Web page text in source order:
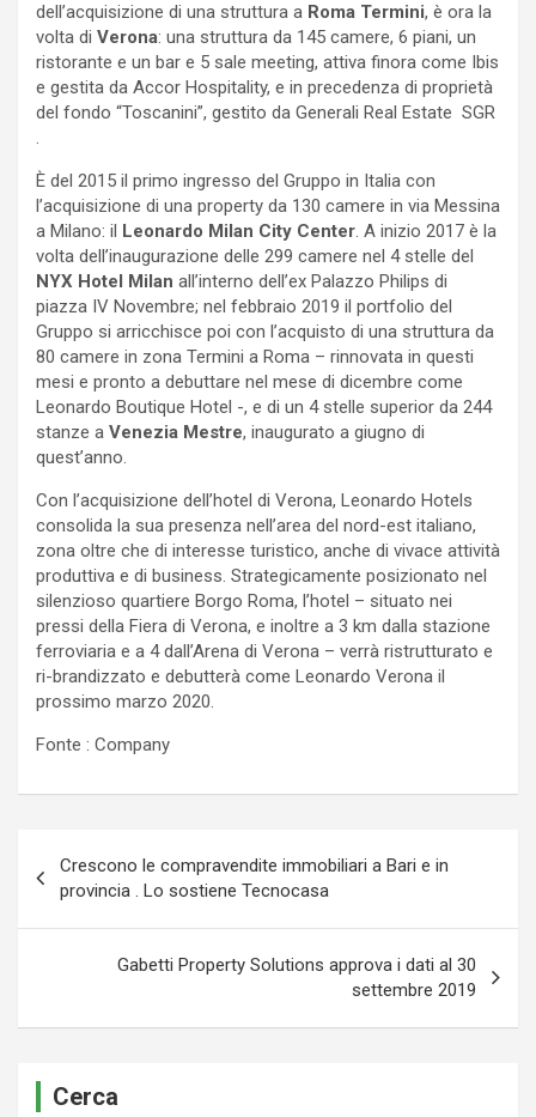
dell’acquisizione di una struttura a Roma Termini, è ora la
volta di Verona: una struttura da 145 camere, 6 piani, un
ristorante e un bar e 5 sale meeting, attiva finora come Ibis
e gestita da Accor Hospitality, e in precedenza di proprietà
del fondo “Toscanini”, gestito da Generali Real Estate SGR
.
È del 2015 il primo ingresso del Gruppo in Italia con
l’acquisizione di una property da 130 camere in via Messina
a Milano: il Leonardo Milan City Center. A inizio 2017 è la
volta dell’inaugurazione delle 299 camere nel 4 stelle del
NYX Hotel Milan all’interno dell’ex Palazzo Philips di
piazza IV Novembre; nel febbraio 2019 il portfolio del
Gruppo si arricchisce poi con l’acquisto di una struttura da
80 camere in zona Termini a Roma – rinnovata in questi
mesi e pronto a debuttare nel mese di dicembre come
Leonardo Boutique Hotel -, e di un 4 stelle superior da 244
stanze a Venezia Mestre, inaugurato a giugno di
quest’anno.
Con l’acquisizione dell’hotel di Verona, Leonardo Hotels
consolida la sua presenza nell’area del nord-est italiano,
zona oltre che di interesse turistico, anche di vivace attività
produttiva e di business. Strategicamente posizionato nel
silenzioso quartiere Borgo Roma, l’hotel – situato nei
pressi della Fiera di Verona, e inoltre a 3 km dalla stazione
ferroviaria e a 4 dall’Arena di Verona – verrà ristrutturato e
ri-brandizzato e debutterà come Leonardo Verona il
prossimo marzo 2020.
Fonte : Company
articoli
Crescono le compravendite immobiliari a Bari e in
provincia . Lo sostiene Tecnocasa
Gabetti Property Solutions approva i dati al 30
settembre 2019
Cerca